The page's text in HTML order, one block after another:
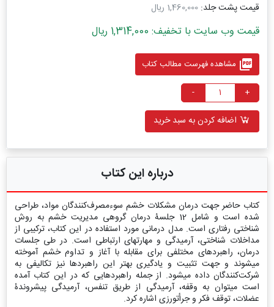
قیمت پشت جلد: 1,460,000 ریال
قیمت وب سایت با تخفیف: 1,314,000 ریال
picture_as_pdf مشاهده فهرست مطالب کتاب
+
-
اضافه کردن به سبد خرید
درباره این کتاب
کتاب حاضر جهت درمان مشکلات خشم سوء‏مصرف‌کنندگان مواد، طراحی‏
شده ‏است و شامل 12 جلسۀ درمان گروهی مدیریت خشم به روش
شناختی رفتاری است. مدل درمانی مورد استفاده در این کتاب، ترکیبی از
مداخلات شناختی، آرمیدگی و مهارت‏های ارتباطی است. در طی جلسات
درمان، راهبردهای مختلفی برای مقابله با آغاز و تداوم خشم آموخته
می‏شوند و جهت تثبیت و یادگیری بهتر این راهبردها نیز تکالیفی به
شرکت‌کنندگان داده می‏شود. از جمله راهبردهایی که در این کتاب آمده‏
است می‏توان به وقفه، آرمیدگی از طریق تنفس، آرمیدگی پیشروندۀ
عضلات، توقف فکر و جرأت‏ورزی اشاره کرد.